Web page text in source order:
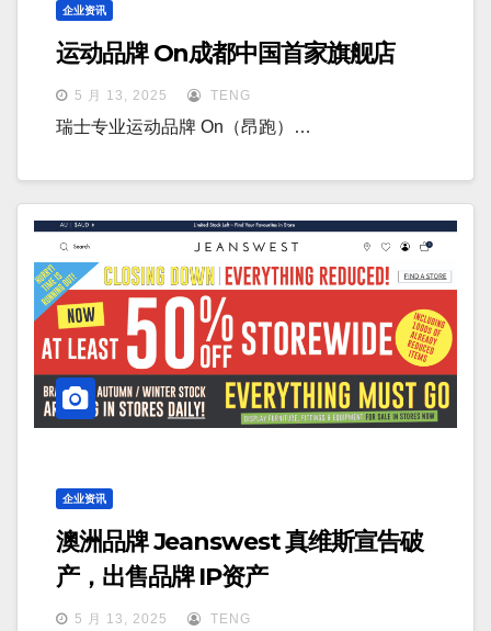
企业资讯
运动品牌 On成都中国首家旗舰店
5 月 13, 2025 TENG
瑞士专业运动品牌 On（昂跑）…
企业资讯
澳洲品牌 Jeanswest 真维斯宣告破
产，出售品牌 IP资产
5 月 13, 2025 TENG